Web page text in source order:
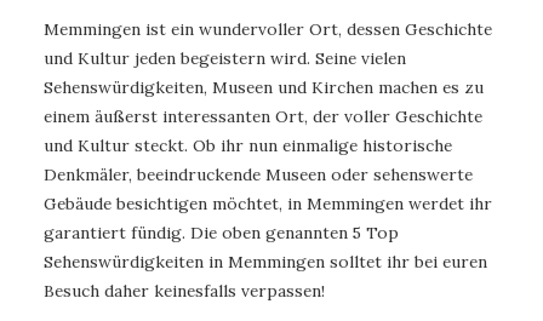
Memmingen ist ein wundervoller Ort, dessen Geschichte
und Kultur jeden begeistern wird. Seine vielen
Sehenswürdigkeiten, Museen und Kirchen machen es zu
einem äußerst interessanten Ort, der voller Geschichte
und Kultur steckt. Ob ihr nun einmalige historische
Denkmäler, beeindruckende Museen oder sehenswerte
Gebäude besichtigen möchtet, in Memmingen werdet ihr
garantiert fündig. Die oben genannten 5 Top
Sehenswürdigkeiten in Memmingen solltet ihr bei euren
Besuch daher keinesfalls verpassen!